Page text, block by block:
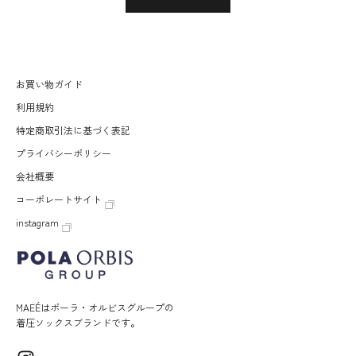
お買い物ガイド
利用規約
特定商取引法に基づく表記
プライバシーポリシー
会社概要
コーポレートサイト
instagram
MAEÉはポーラ・オルビスグループの
着圧ソックスブランドです。